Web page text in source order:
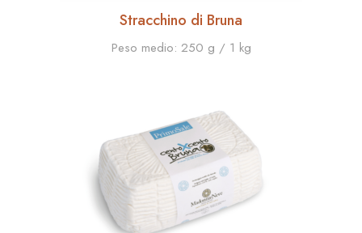
Stracchino di Bruna
Peso medio: 250 g / 1 kg